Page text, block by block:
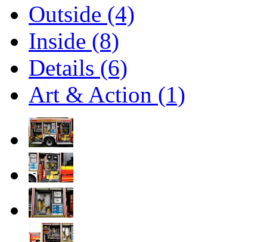
Outside (4)
Inside (8)
Details (6)
Art & Action (1)